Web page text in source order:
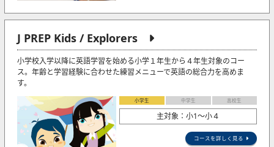
J PREP Kids / Explorers
小学校入学以降に英語学習を始める小学１年生から４年生対象のコー
ス。年齢と学習経験に合わせた練習メニューで英語の総合力を高めま
す。
小学生 中学生 高校生
主対象：小1〜小４
コースを詳しく見る